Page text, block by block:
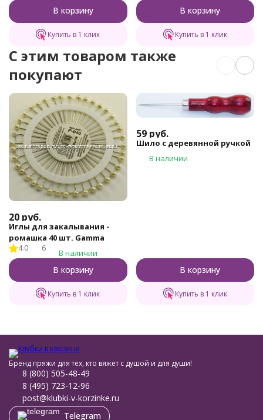
В корзину
Купить в 1 клик
В корзину
Купить в 1 клик
C этим товаром также
покупают
20 руб.
Иглы для закалывания -
ромашка 40 шт. Gamma
4.0 6 В наличии
В корзину
Купить в 1 клик
59 руб.
Шило с деревянной ручкой
В наличии
В корзину
Купить в 1 клик
Бренд пряжи для тех, кто вяжет с душой и для души!
8 (800) 505-48-49
8 (495) 723-12-96
post@klubki-v-korzinke.ru
Telegram